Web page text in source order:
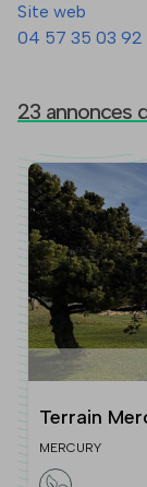
Site web
04 57 35 03 92
23 annonces
Terrain
MERCURY